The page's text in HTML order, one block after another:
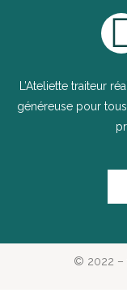
L’Ateliette traiteur
généreuse pour
© 2022 –